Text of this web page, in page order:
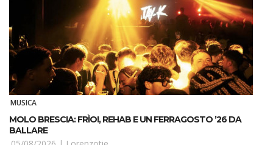
MUSICA
MOLO BRESCIA: FRÌO!, REHAB E UN FERRAGOSTO ’26 DA
BALLARE